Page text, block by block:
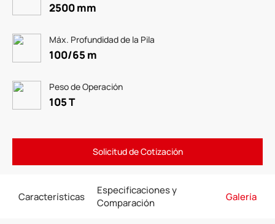
2500 mm
Máx. Profundidad de la Pila
100/65 m
Peso de Operación
105 T
Solicitud de Cotización
Características
Especificaciones y
Comparación
Galería